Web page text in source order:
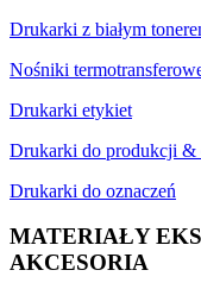
Drukarki z białym
Nośniki
Drukarki etykiet
Drukarki do produkcji &
Drukarki do oznaczeń
MATERIAŁY
AKCESORIA